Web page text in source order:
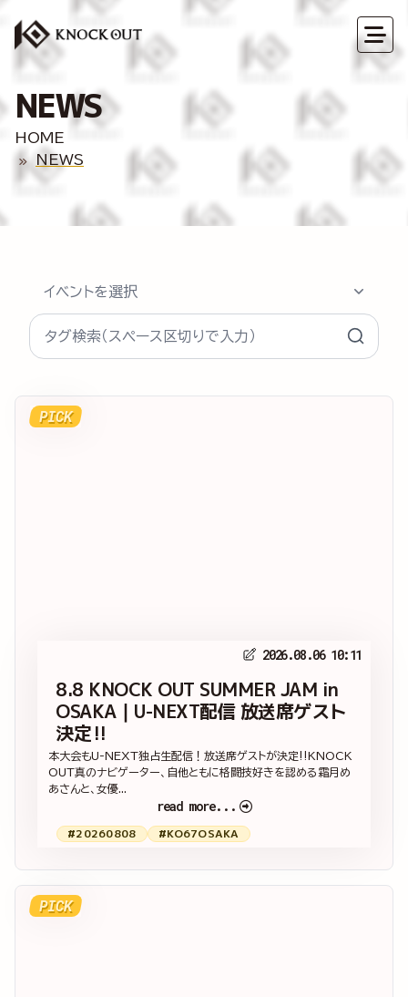
NEWS
HOME
NEWS
イベントを選択
タグ検索
PICK
2026.08.06 10:11
8.8 KNOCK OUT SUMMER JAM in
OSAKA｜U-NEXT配信 放送席ゲスト
決定‼
本大会もU-NEXT独占生配信！放送席ゲストが決定‼KNOCK
OUT真のナビゲーター、自他ともに格闘技好きを認める霜月め
あさんと、女優...
read more...
#20260808 #KO67OSAKA
PICK